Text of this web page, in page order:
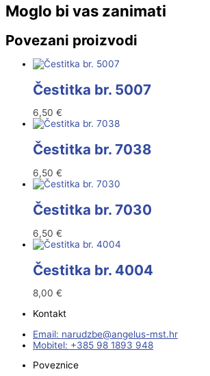
Moglo bi vas zanimati
Povezani proizvodi
Čestitka br. 5007
6,50 €
Čestitka br. 7038
6,50 €
Čestitka br. 7030
6,50 €
Čestitka br. 4004
8,00 €
Kontakt
Email:
rh.tsm-sulegna
@ebzduran
Mobitel: +385 98 1893 948
Poveznice